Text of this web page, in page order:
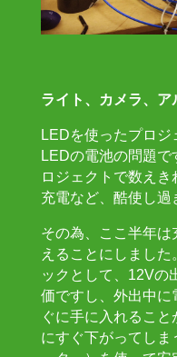
ライト、カメラ、ア
LEDを使ったプロジ
LEDの電池の問題
ロジェクトで数え
充電など、酷使し過
その為、ここ半年
えることにしまし
ックとして、12Vの
価ですし、外出中に
ぐに手に入れるこ
にすぐ下がってしま